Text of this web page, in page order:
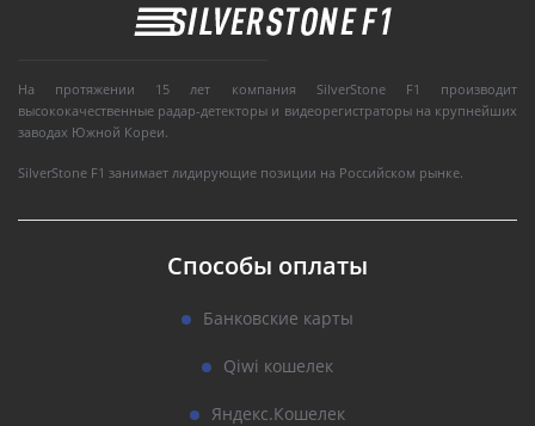
На протяжении 15 лет компания SilverStone F1 производит
высококачественные радар-детекторы и видеорегистраторы на крупнейших
заводах Южной Кореи.
SilverStone F1 занимает лидирующие позиции на Российском рынке.
Способы оплаты
Банковские карты
Qiwi кошелек
Яндекс.Кошелек